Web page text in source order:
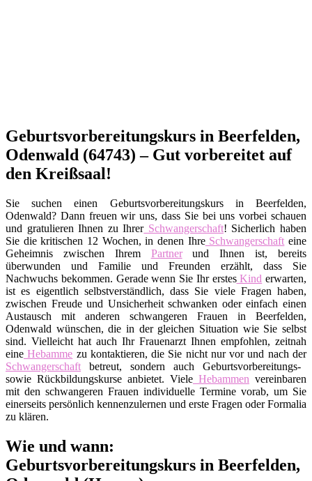
Geburtsvorbereitungskurs in Beerfelden,
Odenwald (64743) – Gut vorbereitet auf
den Kreißsaal!
Sie suchen einen Geburtsvorbereitungskurs in Beerfelden,
Odenwald? Dann freuen wir uns, dass Sie bei uns vorbei schauen
und gratulieren Ihnen zu IhrerSchwangerschaft! Sicherlich haben
Sie die kritischen 12 Wochen, in denen IhreSchwangerschaft eine
Geheimnis zwischen Ihrem Partnerund Ihnen ist, bereits
überwunden und Familie und Freunden erzählt, dass Sie
Nachwuchs bekommen. Gerade wenn Sie Ihr erstesKind erwarten,
ist es eigentlich selbstverständlich, dass Sie viele Fragen haben,
zwischen Freude und Unsicherheit schwanken oder einfach einen
Austausch mit anderen schwangeren Frauen in Beerfelden,
Odenwald wünschen, die in der gleichen Situation wie Sie selbst
sind. Vielleicht hat auch Ihr Frauenarzt Ihnen empfohlen, zeitnah
eine Hebamme zu kontaktieren, die Sie nicht nur vor und nach der
Schwangerschaft betreut, sondern auch Geburtsvorbereitungs-
sowie Rückbildungskurse anbietet. Viele Hebammen vereinbaren
mit den schwangeren Frauen individuelle Termine vorab, um Sie
einerseits persönlich kennenzulernen und erste Fragen oder Formalia
zu klären.
Wie und wann:
Geburtsvorbereitungskurs in Beerfelden,